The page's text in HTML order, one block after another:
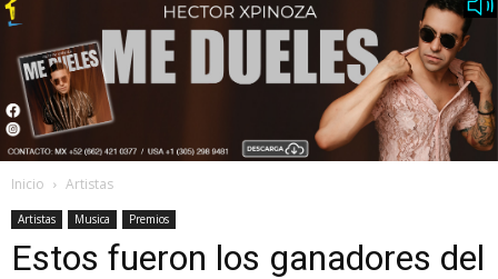
Inicio Artistas
Artistas Musica Premios
Estos fueron los ganadores del